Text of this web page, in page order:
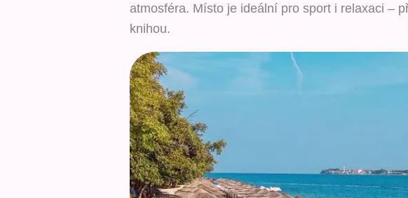
atmosféra. Místo je ideální pro sport i relaxaci –
knihou.